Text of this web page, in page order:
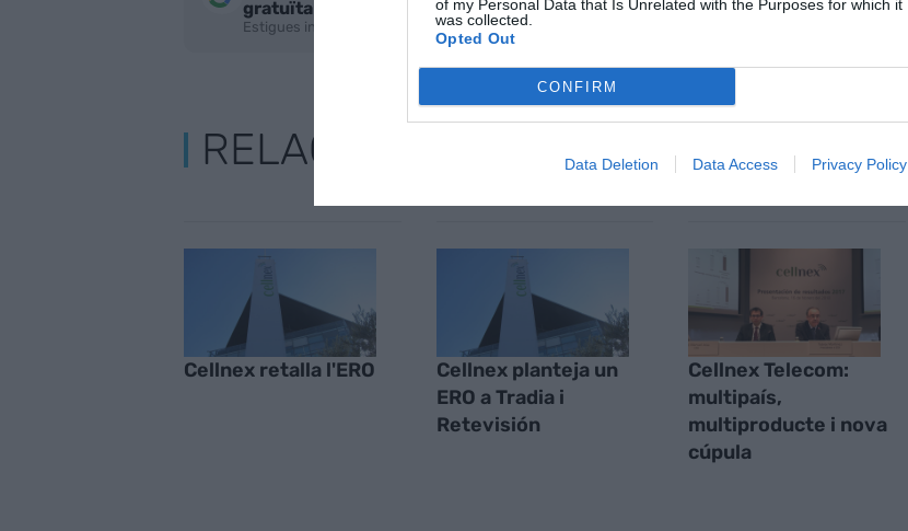
of my Personal Data that Is Unrelated with the Purposes for which it
was collected.
Opted Out
CONFIRM
Data Deletion Data Access Privacy Policy
gratuïta
Estigues informat amb les últimes notícies d'actualitat
ACTIVAR ARA
RELACIONADES
Cellnex retalla l'ERO
Cellnex planteja un
ERO a Tradia i
Retevisión
Cellnex Telecom:
multipaís,
multiproducte i nova
cúpula